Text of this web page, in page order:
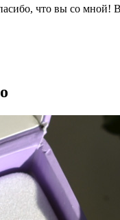
что вы со мной!